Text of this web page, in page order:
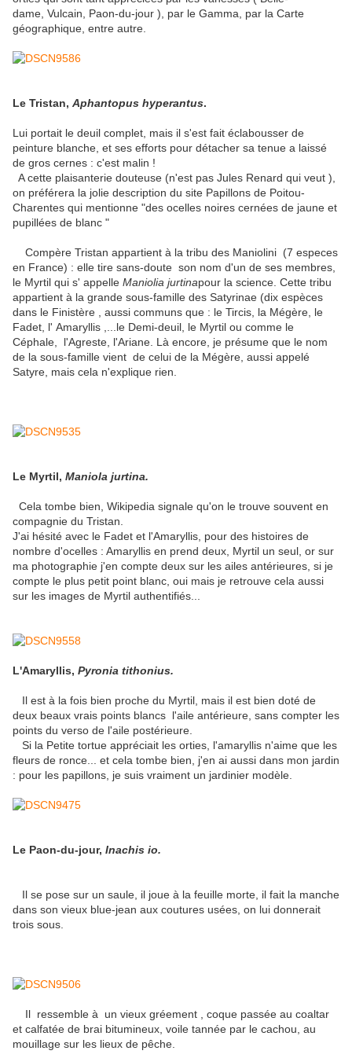
dame, Vulcain, Paon-du-jour ), par le Gamma, par la Carte
géographique, entre autre.
Le Tristan, Aphantopus hyperantus.
Lui portait le deuil complet, mais il s'est fait éclabousser de
peinture blanche, et ses efforts pour détacher sa tenue a laissé
de gros cernes : c'est malin !
A cette plaisanterie douteuse (n'est pas Jules Renard qui veut ),
on préférera la jolie description du site Papillons de Poitou-
Charentes qui mentionne "des ocelles noires cernées de jaune et
pupillées de blanc "
Compère Tristan appartient à la tribu des Maniolini (7 especes
en France) : elle tire sans-doute son nom d'un de ses membres,
le Myrtil qui s' appelle Maniolia jurtinapour la science. Cette tribu
appartient à la grande sous-famille des Satyrinae (dix espèces
dans le Finistère , aussi communs que : le Tircis, la Mégère, le
Fadet, l' Amaryllis ,...le Demi-deuil, le Myrtil ou comme le
Céphale, l'Agreste, l'Ariane. Là encore, je présume que le nom
de la sous-famille vient de celui de la Mégère, aussi appelé
Satyre, mais cela n'explique rien.
Le Myrtil, Maniola jurtina.
Cela tombe bien, Wikipedia signale qu'on le trouve souvent en
compagnie du Tristan.
J'ai hésité avec le Fadet et l'Amaryllis, pour des histoires de
nombre d'ocelles : Amaryllis en prend deux, Myrtil un seul, or sur
ma photographie j'en compte deux sur les ailes antérieures, si je
compte le plus petit point blanc, oui mais je retrouve cela aussi
sur les images de Myrtil authentifiés...
L'Amaryllis, Pyronia tithonius.
Il est à la fois bien proche du Myrtil, mais il est bien doté de
deux beaux vrais points blancs l'aile antérieure, sans compter les
points du verso de l'aile postérieure.
Si la Petite tortue appréciait les orties, l'amaryllis n'aime que les
fleurs de ronce... et cela tombe bien, j'en ai aussi dans mon jardin
: pour les papillons, je suis vraiment un jardinier modèle.
Le Paon-du-jour, Inachis io.
Il se pose sur un saule, il joue à la feuille morte, il fait la manche
dans son vieux blue-jean aux coutures usées, on lui donnerait
trois sous.
Il ressemble à un vieux gréement , coque passée au coaltar
et calfatée de brai bitumineux, voile tannée par le cachou, au
mouillage sur les lieux de pêche.